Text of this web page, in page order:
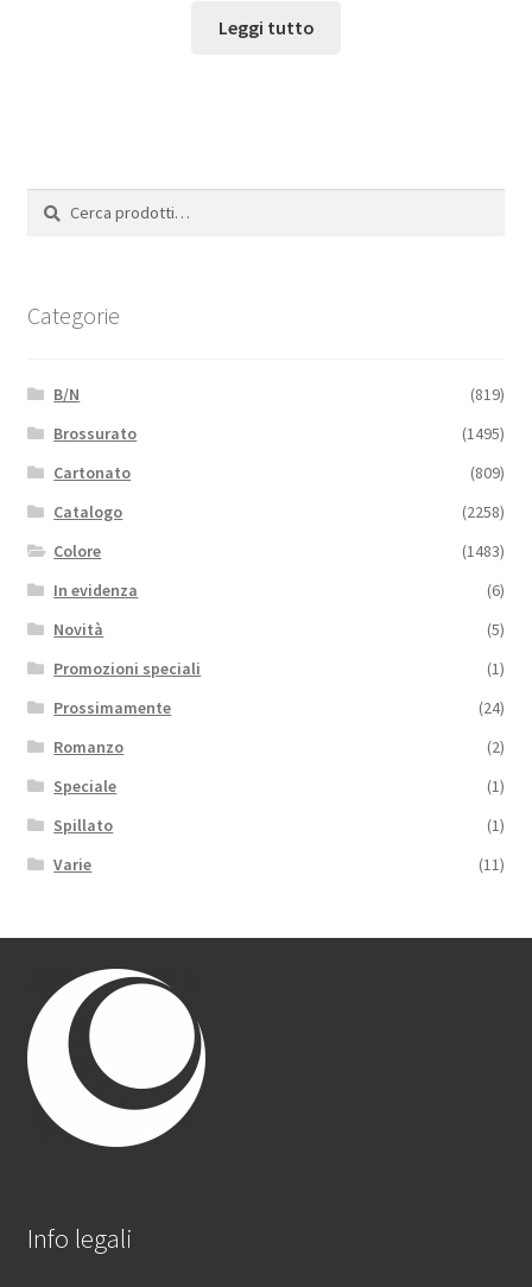
Leggi tutto
Cerca:
Cerca
Categorie
B/N
(819)
Brossurato
(1495)
Cartonato
(809)
Catalogo
(2258)
Colore
(1483)
In evidenza
(6)
Novità
(5)
Promozioni speciali
(1)
Prossimamente
(24)
Romanzo
(2)
Speciale
(1)
Spillato
(1)
Varie
(11)
Info legali